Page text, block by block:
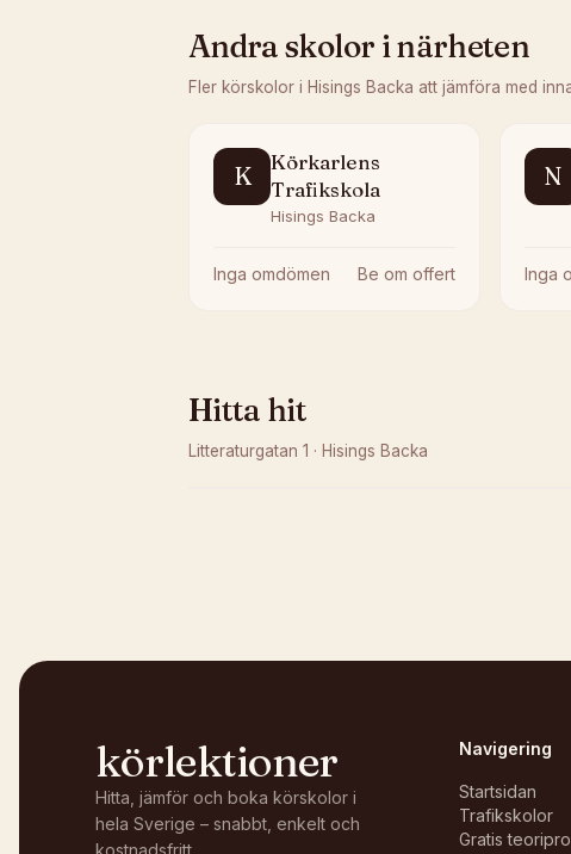
Andra skolor i närheten
Fler körskolor i Hisings Backa att jämföra med
K
Körkarlens
Trafikskola
Hisings Backa
Inga omdömen Be om offert
N
Inga
Hitta hit
Litteraturgatan 1 · Hisings Backa
körlektioner
Hitta, jämför och boka körskolor i
hela Sverige – snabbt, enkelt och
kostnadsfritt.
Navigering
Startsidan
Trafikskolor
Gratis